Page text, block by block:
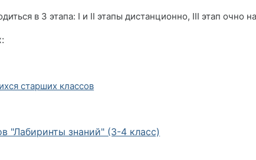
в 3 этапа: I и II этапы дистанционно, III этап очно
старших классов
"Лабиринты знаний" (3-4 класс)